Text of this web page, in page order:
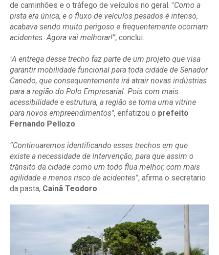
de caminhões e o tráfego de veículos no geral. "Como a
pista era única, e o fluxo de veículos pesados é intenso,
acabava sendo muito perigoso e frequentemente ocorriam
acidentes. Agora vai melhorar!”, conclui.
"A entrega desse trecho faz parte de um projeto que visa
garantir mobilidade funcional para toda cidade de Senador
Canedo, que consequentemente irá atrair novas indústrias
para a região do Polo Empresarial. Pois com mais
acessibilidade e estrutura, a região se torna uma vitrine
para novos empreendimentos", enfatizou o prefeito
Fernando Pellozo.
“Continuaremos identificando esses trechos em que
existe a necessidade de intervenção, para que assim o
trânsito da cidade como um todo flua melhor, com mais
agilidade e menos risco de acidentes”, afirma o secretario
da pasta, Cainã Teodoro.